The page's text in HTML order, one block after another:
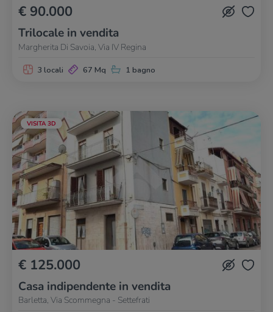
€ 90.000
Trilocale in vendita
Margherita Di Savoia, Via IV Regina
3 locali 67 Mq 1 bagno
VISITA 3D
€ 125.000
Casa indipendente in vendita
Barletta, Via Scommegna - Settefrati